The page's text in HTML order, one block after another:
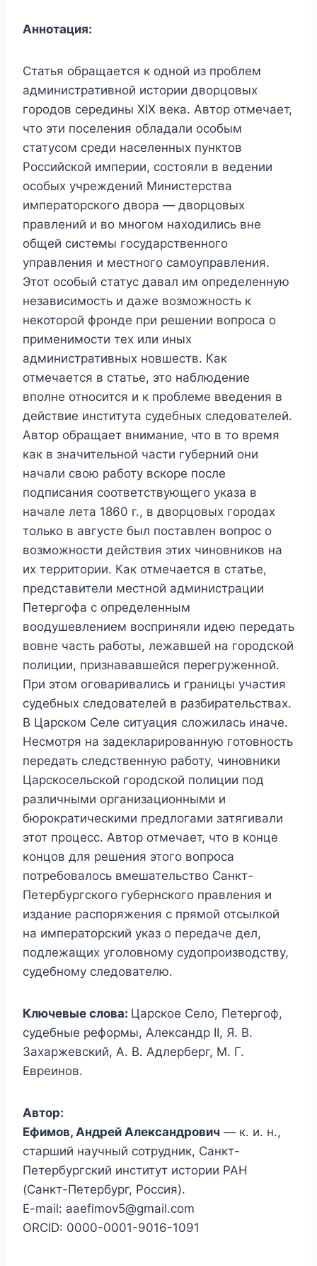
Аннотация:
Статья обращается к одной из проблем
административной истории дворцовых
городов середины XIX века. Автор отмечает,
что эти поселения обладали особым
статусом среди населенных пунктов
Российской империи, состояли в ведении
особых учреждений Министерства
императорского двора — дворцовых
правлений и во многом находились вне
общей системы государственного
управления и местного самоуправления.
Этот особый статус давал им определенную
независимость и даже возможность к
некоторой фронде при решении вопроса о
применимости тех или иных
административных новшеств. Как
отмечается в статье, это наблюдение
вполне относится и к проблеме введения в
действие института судебных следователей.
Автор обращает внимание, что в то время
как в значительной части губерний они
начали свою работу вскоре после
подписания соответствующего указа в
начале лета 1860 г., в дворцовых городах
только в августе был поставлен вопрос о
возможности действия этих чиновников на
их территории. Как отмечается в статье,
представители местной администрации
Петергофа с определенным
воодушевлением восприняли идею передать
вовне часть работы, лежавшей на городской
полиции, признававшейся перегруженной.
При этом оговаривались и границы участия
судебных следователей в разбирательствах.
В Царском Селе ситуация сложилась иначе.
Несмотря на задекларированную готовность
передать следственную работу, чиновники
Царскосельской городской полиции под
различными организационными и
бюрократическими предлогами затягивали
этот процесс. Автор отмечает, что в конце
концов для решения этого вопроса
потребовалось вмешательство Санкт-
Петербургского губернского правления и
издание распоряжения с прямой отсылкой
на императорский указ о передаче дел,
подлежащих уголовному судопроизводству,
судебному следователю.
Ключевые слова: Царское Село, Петергоф,
судебные реформы, Александр II, Я. В.
Захаржевский, А. В. Адлерберг, М. Г.
Евреинов.
Автор:
Ефимов, Андрей Александрович — к. и. н.,
старший научный сотрудник, Санкт-
Петербургский институт истории РАН
(Санкт-Петербург, Россия).
E-mail: aaefimov5@gmail.com
ORCID: 0000-0001-9016-1091